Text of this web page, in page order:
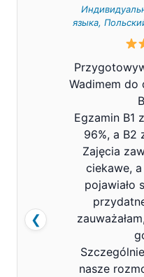
языка,
Wadimem do
Egzamin B1
96%, a B2
Zajęcia
ciekawe,
pojawiało
nasze
❮